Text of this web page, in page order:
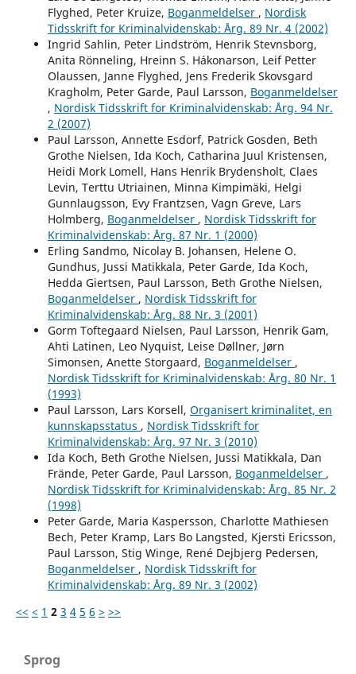
Flyghed, Peter Kruize, Boganmeldelser , Nordisk
Tidsskrift for Kriminalvidenskab: Årg. 89 Nr. 4 (2002)
Ingrid Sahlin, Peter Lindström, Henrik Stevnsborg,
Anita Rönneling, Hreinn S. Hákonarson, Leif Petter
Olaussen, Janne Flyghed, Jens Frederik Skovsgard
Kragholm, Peter Garde, Paul Larsson, Boganmeldelser
, Nordisk Tidsskrift for Kriminalvidenskab: Årg. 94 Nr.
2 (2007)
Paul Larsson, Annette Esdorf, Patrick Gosden, Beth
Grothe Nielsen, Ida Koch, Catharina Juul Kristensen,
Heidi Mork Lomell, Hans Henrik Brydensholt, Claes
Levin, Terttu Utriainen, Minna Kimpimäki, Helgi
Gunnlaugsson, Evy Frantzsen, Vagn Greve, Lars
Holmberg, Boganmeldelser , Nordisk Tidsskrift for
Kriminalvidenskab: Årg. 87 Nr. 1 (2000)
Erling Sandmo, Nicolay B. Johansen, Helene O.
Gundhus, Jussi Matikkala, Peter Garde, Ida Koch,
Hedda Giertsen, Paul Larsson, Beth Grothe Nielsen,
Boganmeldelser , Nordisk Tidsskrift for
Kriminalvidenskab: Årg. 88 Nr. 3 (2001)
Gorm Toftegaard Nielsen, Paul Larsson, Henrik Gam,
Ahti Latinen, Leo Nyquist, Leise Døllner, Jørn
Simonsen, Anette Storgaard, Boganmeldelser ,
Nordisk Tidsskrift for Kriminalvidenskab: Årg. 80 Nr. 1
(1993)
Paul Larsson, Lars Korsell, Organisert kriminalitet, en
kunnskapsstatus , Nordisk Tidsskrift for
Kriminalvidenskab: Årg. 97 Nr. 3 (2010)
Ida Koch, Beth Grothe Nielsen, Jussi Matikkala, Dan
Frände, Peter Garde, Paul Larsson, Boganmeldelser ,
Nordisk Tidsskrift for Kriminalvidenskab: Årg. 85 Nr. 2
(1998)
Peter Garde, Maria Kaspersson, Charlotte Mathiesen
Bech, Peter Kramp, Lars Bo Langsted, Kjersti Ericsson,
Paul Larsson, Stig Winge, René Dejbjerg Pedersen,
Boganmeldelser , Nordisk Tidsskrift for
Kriminalvidenskab: Årg. 89 Nr. 3 (2002)
<< < 1 2 3 4 5 6 > >>
Sprog